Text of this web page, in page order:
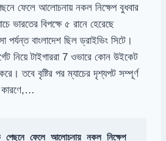
ফেলে আলোচনায় নকল নিক্ষেপ বুধবার
ভারতের বিপক্ষে ৫ রানে হেরেছে
পর্যন্ত বাংলাদেশ ছিল ড্রাইভিং সিটে।
নিয়ে টাইগাররা 7 ওভারে কোন উইকেট
তবে বৃষ্টির পর ম্যাচের দৃশ্যপট সম্পূর্ণ
কারণে,…
পেছনে ফেলে আলোচনায় নকল নিক্ষেপ